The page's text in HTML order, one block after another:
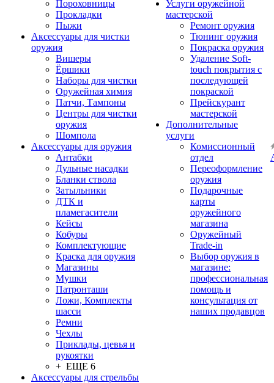
Пороховницы
Прокладки
Пыжи
Аксессуары для чистки
оружия
Вишеры
Ёршики
Наборы для чистки
Оружейная химия
Патчи, Тампоны
Центры для чистки
оружия
Шомпола
Аксессуары для оружия
Антабки
Дульные насадки
Бланки ствола
Затыльники
ДТК и
пламегасители
Кейсы
Кобуры
Комплектующие
Краска для оружия
Магазины
Мушки
Патронташи
Ложи, Комплекты
шасси
Ремни
Чехлы
Приклады, цевья и
рукоятки
+ ЕЩЕ 6
Аксессуары для стрельбы
Услуги оружейной
мастерской
Ремонт оружия
Тюнинг оружия
Покраска оружия
Удаление Soft-
touch покрытия с
последующей
покраской
Прейскурант
мастерской
Дополнительные
услуги
Комиссионный
отдел
Переоформление
оружия
Подарочные
карты
оружейного
магазина
Оружейный
Trade-in
Выбор оружия в
магазине:
профессиональная
помощь и
консультация от
наших продавцов